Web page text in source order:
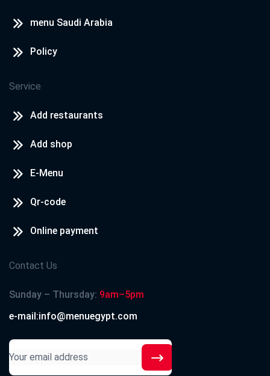
menu Saudi Arabia
Policy
Service
Add restaurants
Add shop
E-Menu
Qr-code
Online payment
Contact Us
Sunday – Thursday: 9am–5pm
e-mail:info@menuegypt.com